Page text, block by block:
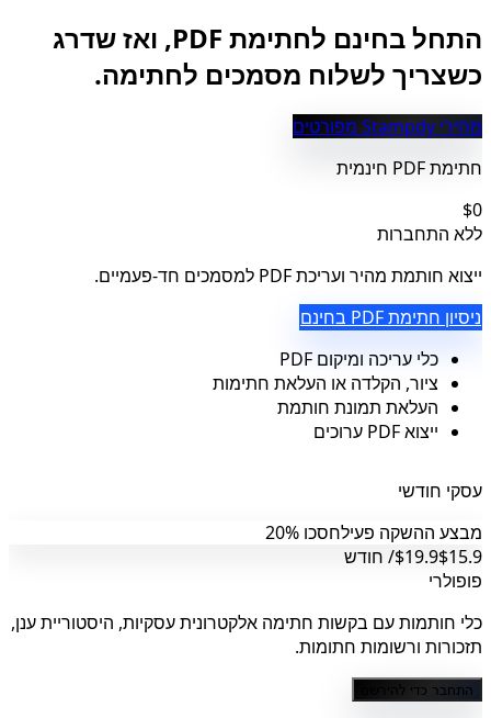
התחל בחינם לחתימת PDF, ואז שדרג
כשצריך לשלוח מסמכים לחתימה.
מחירי Stampdy מפורטים
חתימת PDF חינמית
$0
ללא התחברות
ייצוא חותמת מהיר ועריכת PDF למסמכים חד-פעמיים.
ניסיון חתימת PDF בחינם
כלי עריכה ומיקום PDF
ציור, הקלדה או העלאת חתימות
העלאת תמונת חותמת
ייצוא PDF ערוכים
עסקי חודשי
מבצע ההשקה פעילחסכו 20%
$19.9$15.9
/ חודש
פופולרי
כלי חותמות עם בקשות חתימה אלקטרונית עסקיות, היסטוריית ענן,
תזכורות ורשומות חתומות.
התחבר כדי להירשם